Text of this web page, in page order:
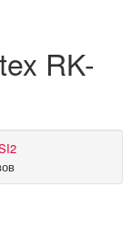
RK-